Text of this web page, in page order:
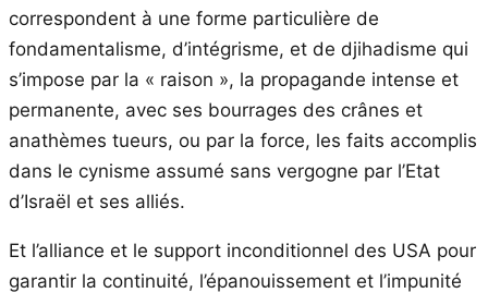
correspondent à une forme particulière de
fondamentalisme, d’intégrisme, et de djihadisme qui
s’impose par la « raison », la propagande intense et
permanente, avec ses bourrages des crânes et
anathèmes tueurs, ou par la force, les faits accomplis
dans le cynisme assumé sans vergogne par l’Etat
d’Israël et ses alliés.
Et l’alliance et le support inconditionnel des USA pour
garantir la continuité, l’épanouissement et l’impunité